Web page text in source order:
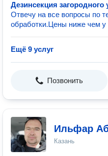
Дезинсекция загородного
Отвечу на все вопросы по
обработки.Цены ниже чем у
Ещё 9 услуг
Позвонить
Ильфар
Казань